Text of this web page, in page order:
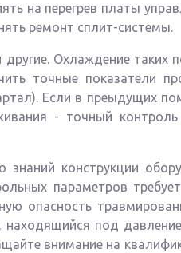
на перегрев платы
ремонт сплит-системы.
Охлаждение таких
точные показатели
Если в преыдущих
- точный
знаний конструкции
параметров
опасность
находящийся под
внимание на